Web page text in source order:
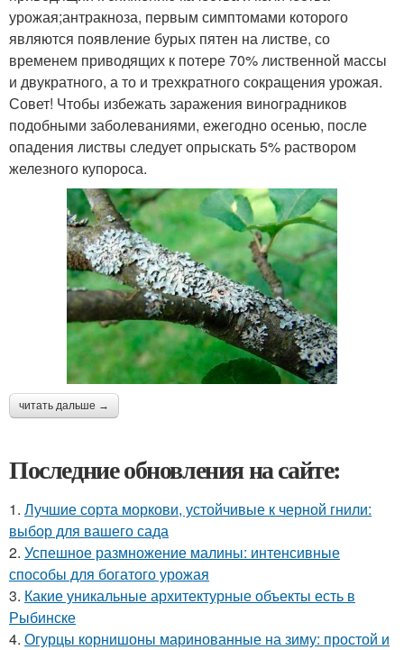
урожая;антракноза, первым симптомами которого
являются появление бурых пятен на листве, со
временем приводящих к потере 70% лиственной массы
и двукратного, а то и трехкратного сокращения урожая.
Совет! Чтобы избежать заражения виноградников
подобными заболеваниями, ежегодно осенью, после
опадения листвы следует опрыскать 5% раствором
железного купороса.
читать дальше →
Последние обновления на сайте:
1. Лучшие сорта моркови, устойчивые к черной гнили:
выбор для вашего сада
2. Успешное размножение малины: интенсивные
способы для богатого урожая
3. Какие уникальные архитектурные объекты есть в
Рыбинске
4. Огурцы корнишоны маринованные на зиму: простой и